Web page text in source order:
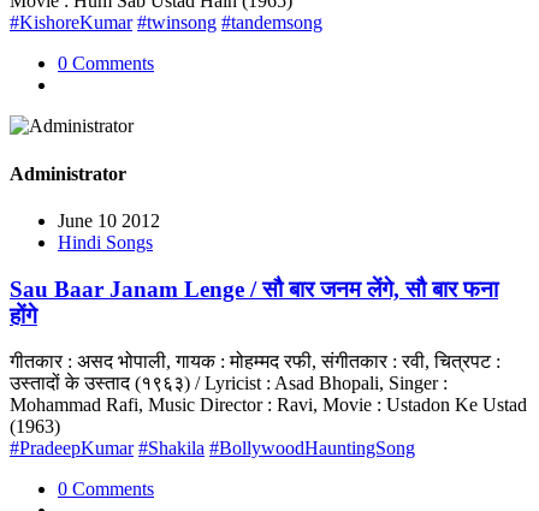
#KishoreKumar #twinsong #tandemsong
0 Comments
Administrator
June 10 2012
Hindi Songs
Sau Baar Janam Lenge / सौ बार जनम लेंगे, सौ बार फना
होंगे
गीतकार : असद भोपाली, गायक : मोहम्मद रफी, संगीतकार : रवी, चित्रपट :
उस्तादों के उस्ताद (१९६३) / Lyricist : Asad Bhopali, Singer :
Mohammad Rafi, Music Director : Ravi, Movie : Ustadon Ke Ustad
(1963)
#PradeepKumar #Shakila #BollywoodHauntingSong
0 Comments